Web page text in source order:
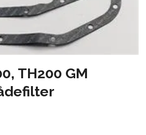
TH200 GM